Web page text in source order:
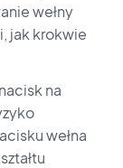
wełny
jak krokwie
na
wełna